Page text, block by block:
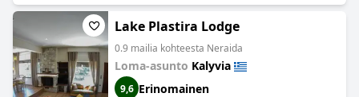
Lake Plastira Lodge
0.9 mailia kohteesta Neraida
Loma-asunto Kalyvia
9,6 Erinomainen